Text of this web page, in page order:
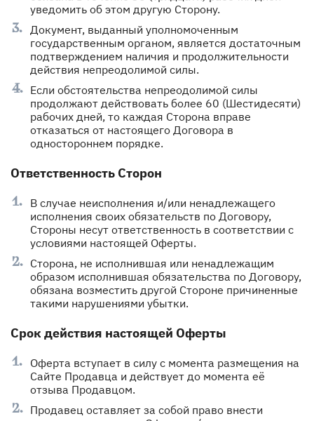
уведомить об этом другую Сторону.
Документ, выданный уполномоченным
государственным органом, является достаточным
подтверждением наличия и продолжительности
действия непреодолимой силы.
Если обстоятельства непреодолимой силы
продолжают действовать более 60 (Шестидесяти)
рабочих дней, то каждая Сторона вправе
отказаться от настоящего Договора в
одностороннем порядке.
Ответственность Сторон
В случае неисполнения и/или ненадлежащего
исполнения своих обязательств по Договору,
Стороны несут ответственность в соответствии с
условиями настоящей Оферты.
Сторона, не исполнившая или ненадлежащим
образом исполнившая обязательства по Договору,
обязана возместить другой Стороне причиненные
такими нарушениями убытки.
Срок действия настоящей Оферты
Оферта вступает в силу с момента размещения на
Сайте Продавца и действует до момента её
отзыва Продавцом.
Продавец оставляет за собой право внести